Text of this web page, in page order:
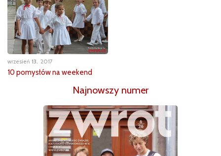
wrzesień 13 2017
10 pomysłów na weekend
Najnowszy numer